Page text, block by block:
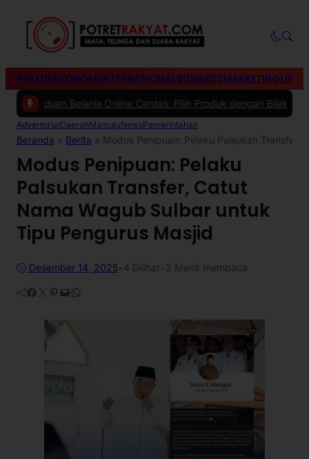
POLITIKEKONOMIINTERNASIONALBUSINESSMARKETING
Belanja Online Cerdas: Pilih Produk dengan Bijak dan Hindari
AdvertorialDaerahMamujuNewsPemerintahan
Beranda » Berita » Modus Penipuan: Pelaku Palsukan
Modus Penipuan: Pelaku
Palsukan Transfer, Catut
Nama Wagub Sulbar untuk
Tipu Pengurus Masjid
Desember 14, 2025 4 Dilihat 2 Menit membaca
Facebook Twitter Pinterest Mail WhatsApp